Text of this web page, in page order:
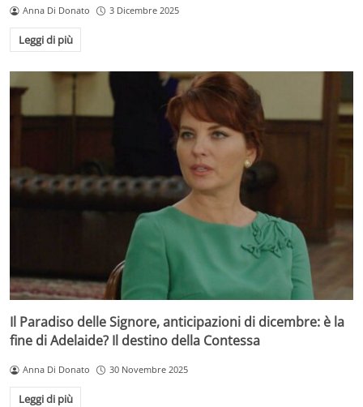
Anna Di Donato 3 Dicembre 2025
Leggi di più
Il Paradiso delle Signore, anticipazioni di dicembre: è la
fine di Adelaide? Il destino della Contessa
Anna Di Donato 30 Novembre 2025
Leggi di più